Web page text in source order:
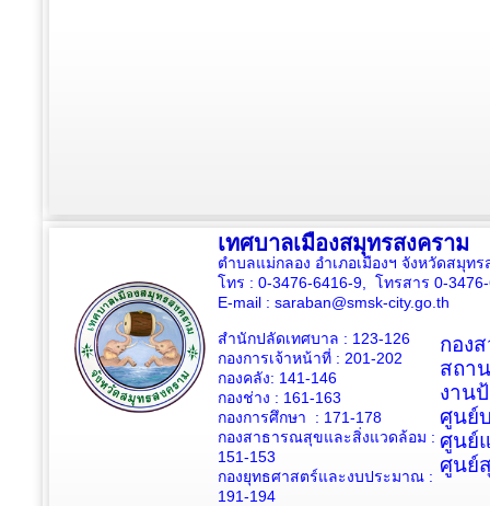
เทศบาลเมืองสมุทรสงคราม
ตำบลแม่กลอง อำเภอเมืองฯ จังหวัดสมุท
โทร : 0-3476-6416-9, โทรสาร 0-
E-mail : saraban@smsk-city.go.th
สำนักปลัดเทศบาล : 123-126
กองการเจ้าหน้าที่ : 201-202
กองคลัง: 141-146
กองช่าง : 161-163
กองการศึกษา : 171-178
กองสาธารณสุขและสิ่งแวดล้อม :
151-153
กองยุทธศาสตร์และงบประมาณ :
191-194
กอง
สถา
งาน
ศูนย์
ศูนย์
ศูนย์